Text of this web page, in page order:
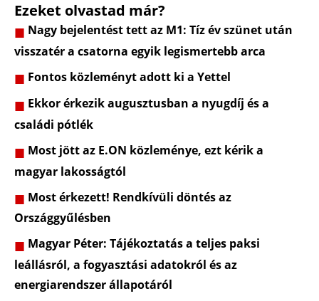
Ezeket olvastad már?
Nagy bejelentést tett az M1: Tíz év szünet után
visszatér a csatorna egyik legismertebb arca
Fontos közleményt adott ki a Yettel
Ekkor érkezik augusztusban a nyugdíj és a
családi pótlék
Most jött az E.ON közleménye, ezt kérik a
magyar lakosságtól
Most érkezett! Rendkívüli döntés az
Országgyűlésben
Magyar Péter: Tájékoztatás a teljes paksi
leállásról, a fogyasztási adatokról és az
energiarendszer állapotáról